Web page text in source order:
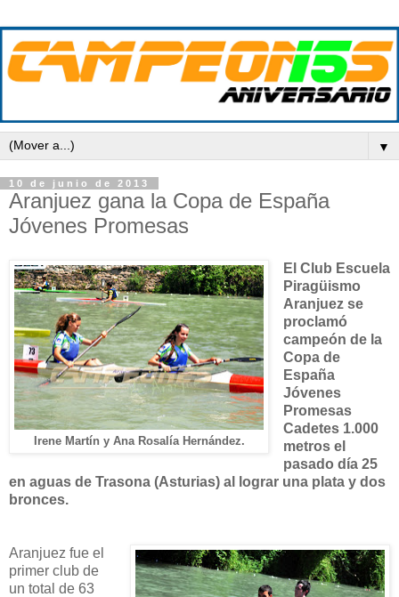
▼
10 de junio de 2013
Aranjuez gana la Copa de España
Jóvenes Promesas
Irene Martín y Ana Rosalía Hernández.
El Club Escuela
Piragüismo
Aranjuez se
proclamó
campeón de la
Copa de
España
Jóvenes
Promesas
Cadetes 1.000
metros el
pasado día 25
en aguas de Trasona (Asturias) al lograr una plata y dos
bronces.
Aranjuez fue el
primer club de
un total de 63